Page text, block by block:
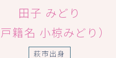
田子 みどり
戸籍名 小椋みどり）
萩市出身